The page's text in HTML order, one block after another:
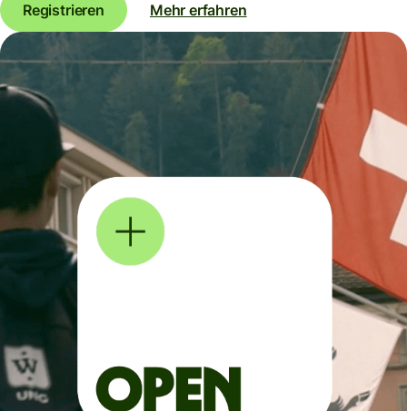
Registrieren Mehr erfahren